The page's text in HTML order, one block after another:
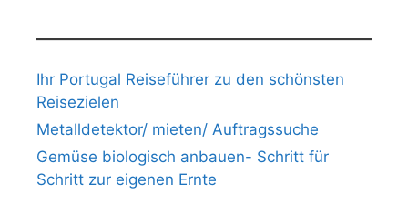
Ihr Portugal Reiseführer zu den schönsten
Reisezielen
Metalldetektor/ mieten/ Auftragssuche
Gemüse biologisch anbauen- Schritt für
Schritt zur eigenen Ernte